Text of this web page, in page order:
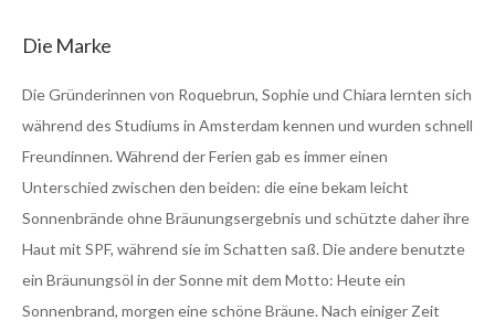
Die Marke
Die Gründerinnen von Roquebrun, Sophie und Chiara lernten sich
während des Studiums in Amsterdam kennen und wurden schnell
Freundinnen. Während der Ferien gab es immer einen
Unterschied zwischen den beiden: die eine bekam leicht
Sonnenbrände ohne Bräunungsergebnis und schützte daher ihre
Haut mit SPF, während sie im Schatten saß. Die andere benutzte
ein Bräunungsöl in der Sonne mit dem Motto: Heute ein
Sonnenbrand, morgen eine schöne Bräune. Nach einiger Zeit